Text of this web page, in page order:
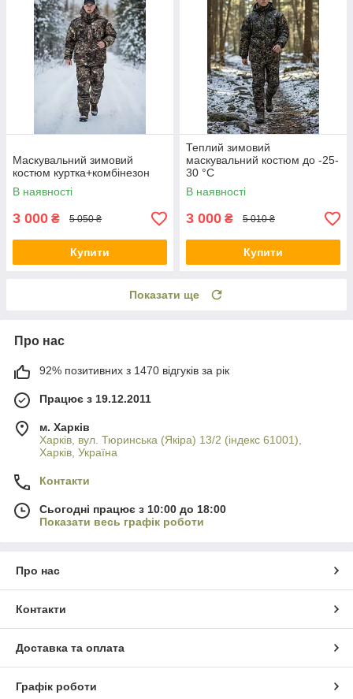
Маскувальний зимовий
костюм куртка+комбінезон
В наявності
3 000 ₴ 5 050 ₴
Купити
Теплий зимовий
маскувальний костюм до -25-
30 °C
В наявності
3 000 ₴ 5 010 ₴
Купити
Показати ще
Про нас
92% позитивних з 1470 відгуків за рік
Працює з 19.12.2011
м. Харків
Харків, вул. Тюринська (Якіра) 13/2 (індекс 61001),
Харків, Україна
Контакти
Сьогодні працює з 10:00 до 18:00
Показати весь графік роботи
Про нас
Контакти
Доставка та оплата
Графік роботи